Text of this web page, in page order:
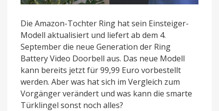
Die Amazon-Tochter Ring hat sein Einsteiger-
Modell aktualisiert und liefert ab dem 4.
September die neue Generation der Ring
Battery Video Doorbell aus. Das neue Modell
kann bereits jetzt für 99,99 Euro vorbestellt
werden. Aber was hat sich im Vergleich zum
Vorgänger verändert und was kann die smarte
Türklingel sonst noch alles?